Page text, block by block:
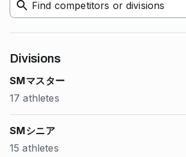
Find competitors or divisions
Divisions
SMマスター
17 athletes
SMシニア
15 athletes